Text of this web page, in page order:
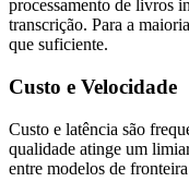
processamento de livros
transcrição. Para a
que suficiente.
Custo e Velocidade
Custo e latência são
qualidade atinge um
entre modelos de